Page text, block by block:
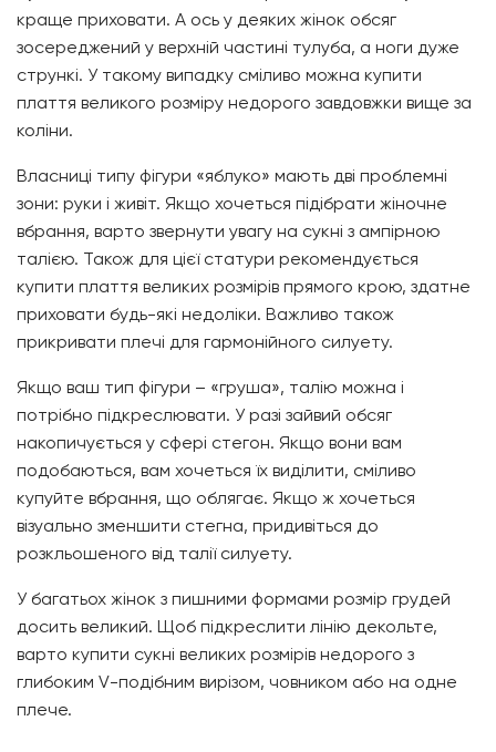
краще приховати. А ось у деяких жінок обсяг
зосереджений у верхній частині тулуба, а ноги дуже
стрункі. У такому випадку сміливо можна купити
плаття великого розміру недорого завдовжки вище за
коліни.
Власниці типу фігури «яблуко» мають дві проблемні
зони: руки і живіт. Якщо хочеться підібрати жіночне
вбрання, варто звернути увагу на сукні з ампірною
талією. Також для цієї статури рекомендується
купити плаття великих розмірів прямого крою, здатне
приховати будь-які недоліки. Важливо також
прикривати плечі для гармонійного силуету.
Якщо ваш тип фігури – «груша», талію можна і
потрібно підкреслювати. У разі зайвий обсяг
накопичується у сфері стегон. Якщо вони вам
подобаються, вам хочеться їх виділити, сміливо
купуйте вбрання, що облягає. Якщо ж хочеться
візуально зменшити стегна, придивіться до
розкльошеного від талії силуету.
У багатьох жінок з пишними формами розмір грудей
досить великий. Щоб підкреслити лінію декольте,
варто купити сукні великих розмірів недорого з
глибоким V-подібним вирізом, човником або на одне
плече.